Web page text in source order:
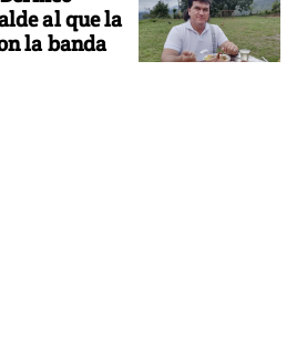
al que la
la banda